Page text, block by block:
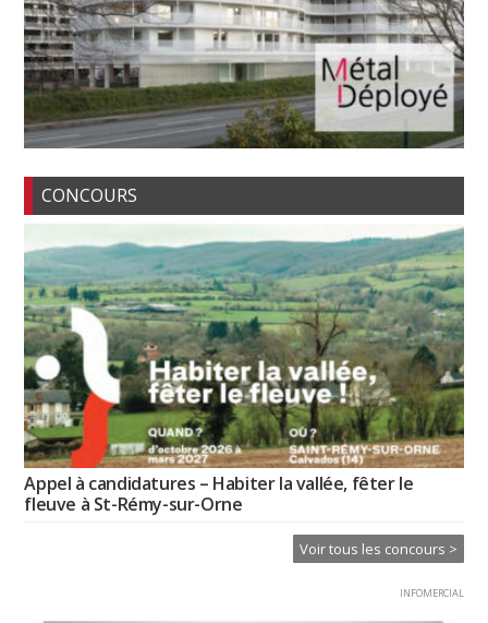
CONCOURS
Appel à candidatures – Habiter la vallée, fêter le
fleuve à St-Rémy-sur-Orne
Voir tous les concours >
INFOMERCIAL